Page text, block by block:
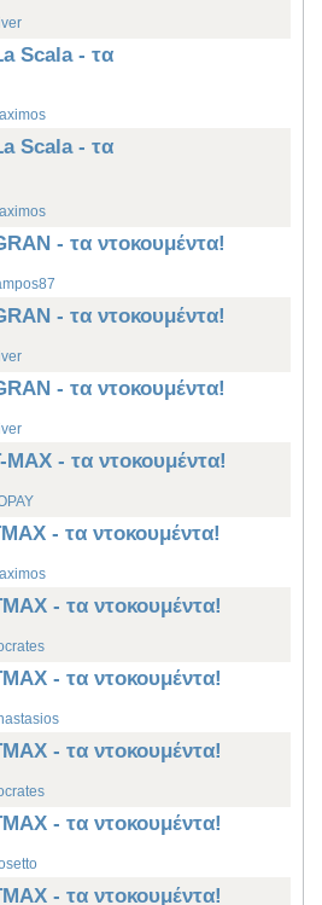
Scala - τα
Scala - τα
- τα ντοκουμέντα!
- τα ντοκουμέντα!
- τα ντοκουμέντα!
- τα ντοκουμέντα!
- τα ντοκουμέντα!
- τα ντοκουμέντα!
- τα ντοκουμέντα!
- τα ντοκουμέντα!
- τα ντοκουμέντα!
- τα ντοκουμέντα!